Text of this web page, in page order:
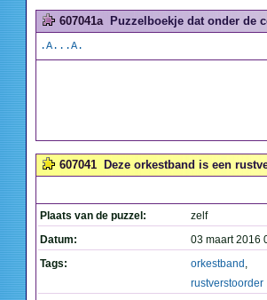
607041a Puzzelboekje dat onder de
.A...A.
607041 Deze orkestband is een
Plaats van de puzzel:
zelf
Datum:
03 maart 2016
Tags:
orkestband ,
rustverstoorder